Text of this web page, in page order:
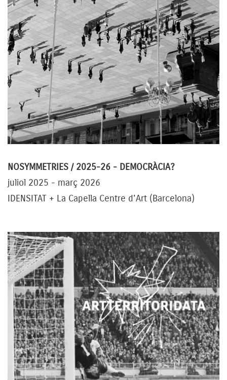
NOSYMMETRIES / 2025-26 - DEMOCRÀCIA?
juliol 2025 - març 2026
IDENSITAT + La Capella Centre d'Art (Barcelona)